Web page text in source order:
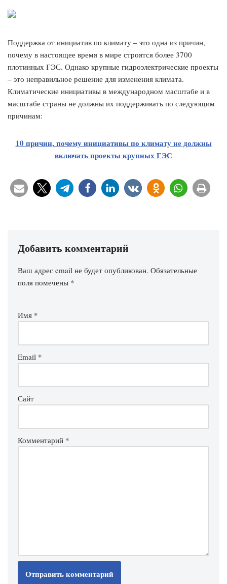
Поддержка от инициатив по климату – это одна из причин,
почему в настоящее время в мире строятся более 3700
плотинных ГЭС. Однако крупные гидроэлектрические проекты
– это неправильное решение для изменения климата.
Климатические инициативы в международном масштабе и в
масштабе страны не должны их поддерживать по следующим
причинам:
10 причин, почему инициативы по климату не должны
включать проекты крупных ГЭС
Добавить комментарий
Ваш адрес email не будет опубликован. Обязательные
поля помечены *
Имя *
Email *
Сайт
Комментарий *